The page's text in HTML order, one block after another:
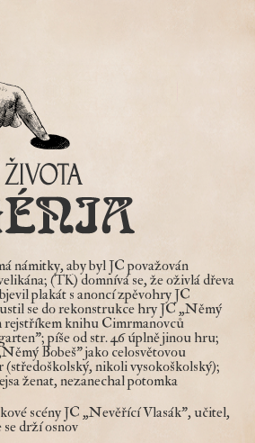
námitky, aby byl JC považován
(TK) domnívá se, že oživlá dřeva
plakát s anoncí zpěvohry JC
se do rekonstrukce hry JC „Němý
rejstříkem knihu Cimrmanovců
píše od str. 46 úplně jinou hru;
Bobeš" jako celosvětovou
nikoli vysokoškolský);
ženat, nezanechal potomka
scény JC „Nevěřící Vlasák", učitel,
drží osnov